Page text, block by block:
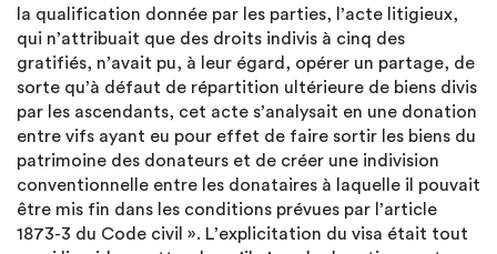
la qualification donnée par les parties, l’acte litigieux,
qui n’attribuait que des droits indivis à cinq des
gratifiés, n’avait pu, à leur égard, opérer un partage, de
sorte qu’à défaut de répartition ultérieure de biens divis
par les ascendants, cet acte s’analysait en une donation
entre vifs ayant eu pour effet de faire sortir les biens du
patrimoine des donateurs et de créer une indivision
conventionnelle entre les donataires à laquelle il pouvait
être mis fin dans les conditions prévues par l’article
1873-3 du Code civil ». L’explicitation du visa était tout